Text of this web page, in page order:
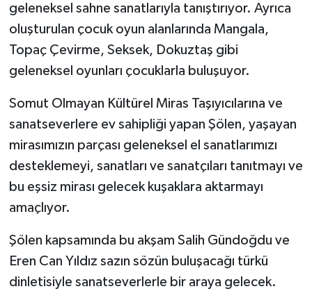
geleneksel sahne sanatlarıyla tanıştırıyor. Ayrıca
oluşturulan çocuk oyun alanlarında Mangala,
Topaç Çevirme, Seksek, Dokuztaş gibi
geleneksel oyunları çocuklarla buluşuyor.
Somut Olmayan Kültürel Miras Taşıyıcılarına ve
sanatseverlere ev sahipliği yapan Şölen, yaşayan
mirasımızın parçası geleneksel el sanatlarımızı
desteklemeyi, sanatları ve sanatçıları tanıtmayı ve
bu eşsiz mirası gelecek kuşaklara aktarmayı
amaçlıyor.
Şölen kapsamında bu akşam Salih Gündoğdu ve
Eren Can Yıldız sazın sözün buluşacağı türkü
dinletisiyle sanatseverlerle bir araya gelecek.